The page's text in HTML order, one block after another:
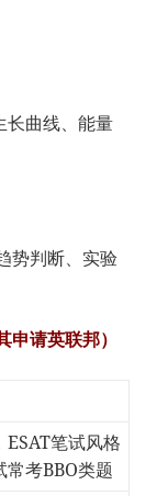
长曲线、能量
势判断、实验
请英联邦）
笔试风格
考BBO类题